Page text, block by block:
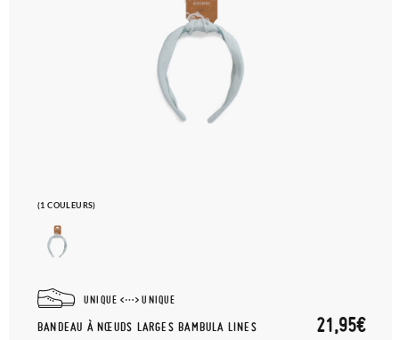
(1 COULEURS)
UNIQUE UNIQUE
BANDEAU À NŒUDS LARGES BAMBULA LINES 21,95€